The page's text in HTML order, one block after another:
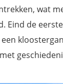
wat
Eind de